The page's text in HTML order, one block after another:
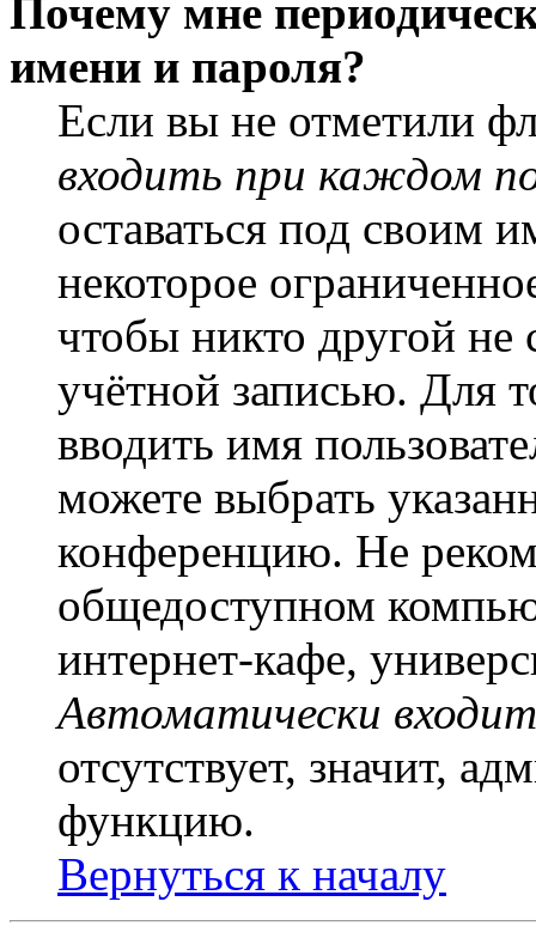
Почему мне
имени и пароля?
Если вы не отметили
входить при каждом
оставаться под своим
некоторое
чтобы никто другой не
учётной записью. Для
вводить имя
можете выбрать
конференцию. Не
общедоступном
интернет-кафе,
Автоматически
отсутствует, значит,
функцию.
Вернуться к началу